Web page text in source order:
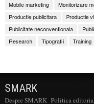
Mobile marketing
Monitorizare
Productie publicitara
Productie
Publicitate neconventionala
Research
Tipografii Training
SMARK
Despre SMARK Politica